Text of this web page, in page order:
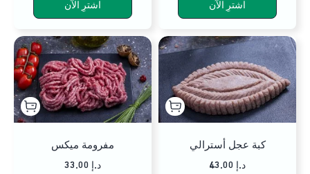
اشترِ الآن اشترِ الآن
كبة عجل أسترالي
43.00 د.إ
مفرومة ميكس
33.00 د.إ